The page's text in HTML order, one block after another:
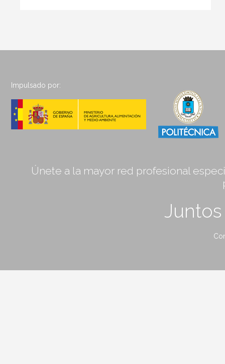
Impulsado por:
Únete a la mayor red profesional